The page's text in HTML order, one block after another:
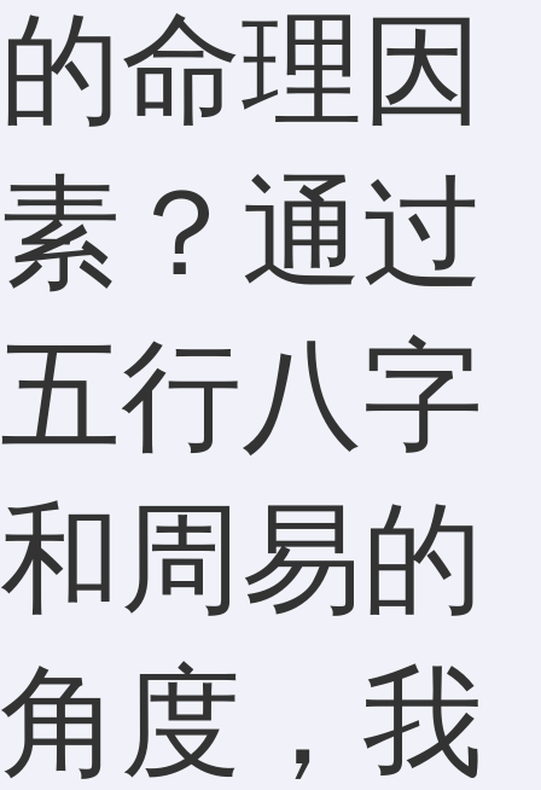
的命理因
素？通过
五行八字
和周易的
角度，我